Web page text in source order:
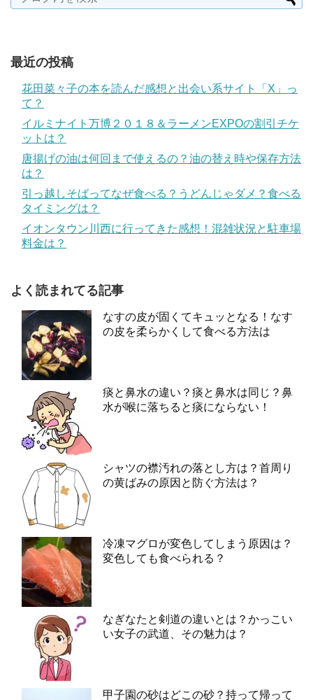
最近の投稿
花田菜々子の本を読んだ感想と出会い系サイト「X」っ
て？
イルミナイト万博２０１８＆ラーメンEXPOの割引チケ
ットは？
唐揚げの油は何回まで使えるの？油の替え時や保存方法
は？
引っ越しそばってなぜ食べる？うどんじゃダメ？食べる
タイミングは？
イオンタウン川西に行ってきた感想！混雑状況と駐車場
料金は？
よく読まれてる記事
なすの皮が固くてキュッとなる！なす
の皮を柔らかくして食べる方法は
痰と鼻水の違い？痰と鼻水は同じ？鼻
水が喉に落ちると痰にならない！
シャツの襟汚れの落とし方は？首周り
の黄ばみの原因と防ぐ方法は？
冷凍マグロが変色してしまう原因は？
変色しても食べられる？
なぎなたと剣道の違いとは？かっこい
い女子の武道、その魅力は？
甲子園の砂はどこの砂？持って帰って